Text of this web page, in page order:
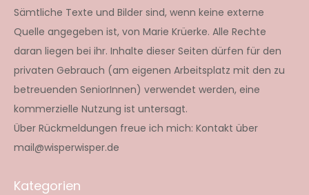
Sämtliche Texte und Bilder sind, wenn keine externe
Quelle angegeben ist, von Marie Krüerke. Alle Rechte
daran liegen bei ihr. Inhalte dieser Seiten dürfen für den
privaten Gebrauch (am eigenen Arbeitsplatz mit den zu
betreuenden SeniorInnen) verwendet werden, eine
kommerzielle Nutzung ist untersagt.
Über Rückmeldungen freue ich mich: Kontakt über
mail@wisperwisper.de
Kategorien